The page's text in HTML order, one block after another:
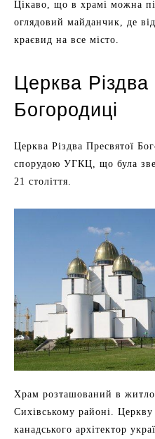
Цікаво, що в храмі можна
оглядовий майданчик, де
краєвид на все місто.
Церква Різдва
Богородиці
Церква Різдва Пресвятої
спорудою УГКЦ, що була
21 століття.
Храм розташований в
Сихівському районі.
канадського архітектор